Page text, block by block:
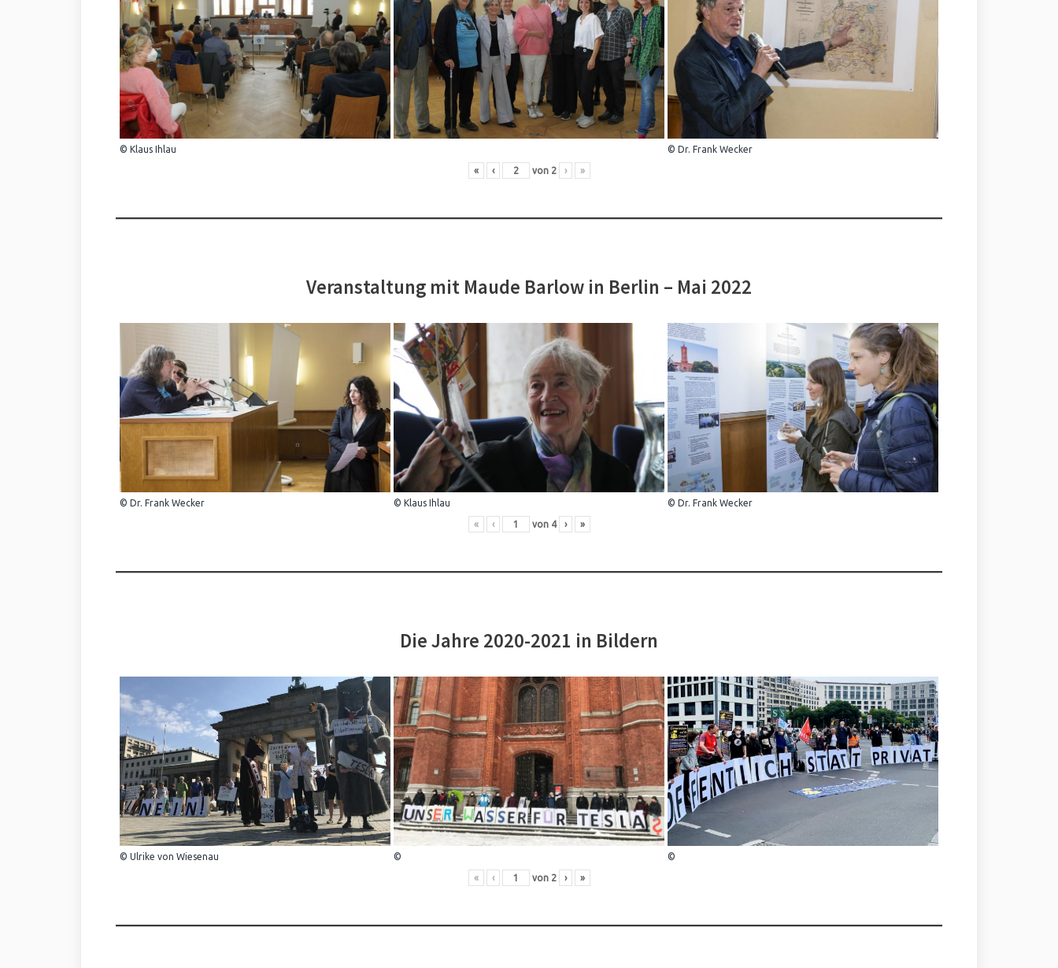
© Klaus Ihlau © Dr. Frank Wecker
« ‹ von 2 › »
Veranstaltung mit Maude Barlow in Berlin – Mai 2022
© Dr. Frank Wecker © Klaus Ihlau © Dr. Frank Wecker
« ‹ von 4 › »
Die Jahre 2020-2021 in Bildern
© Ulrike von Wiesenau © ©
« ‹ von 2 › »